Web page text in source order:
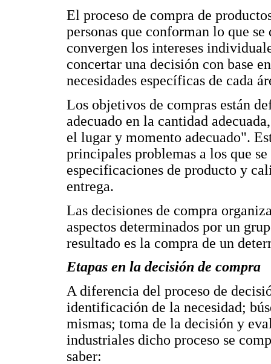
El proceso de compra de
personas que conforman lo que
convergen los intereses
concertar una decisión con base
necesidades específicas de cada
Los objetivos de compras están
adecuado en la cantidad
el lugar y momento adecuado".
principales problemas a los que
especificaciones de producto y
entrega.
Las decisiones de compra
aspectos determinados por un
resultado es la compra de un
Etapas en la decisión de compra
A diferencia del proceso de
identificación de la necesidad;
mismas; toma de la decisión y
industriales dicho proceso se
saber: